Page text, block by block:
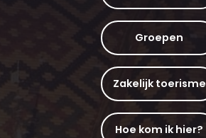
Groepen
Zakelijk toerisme
Hoe kom ik hier?